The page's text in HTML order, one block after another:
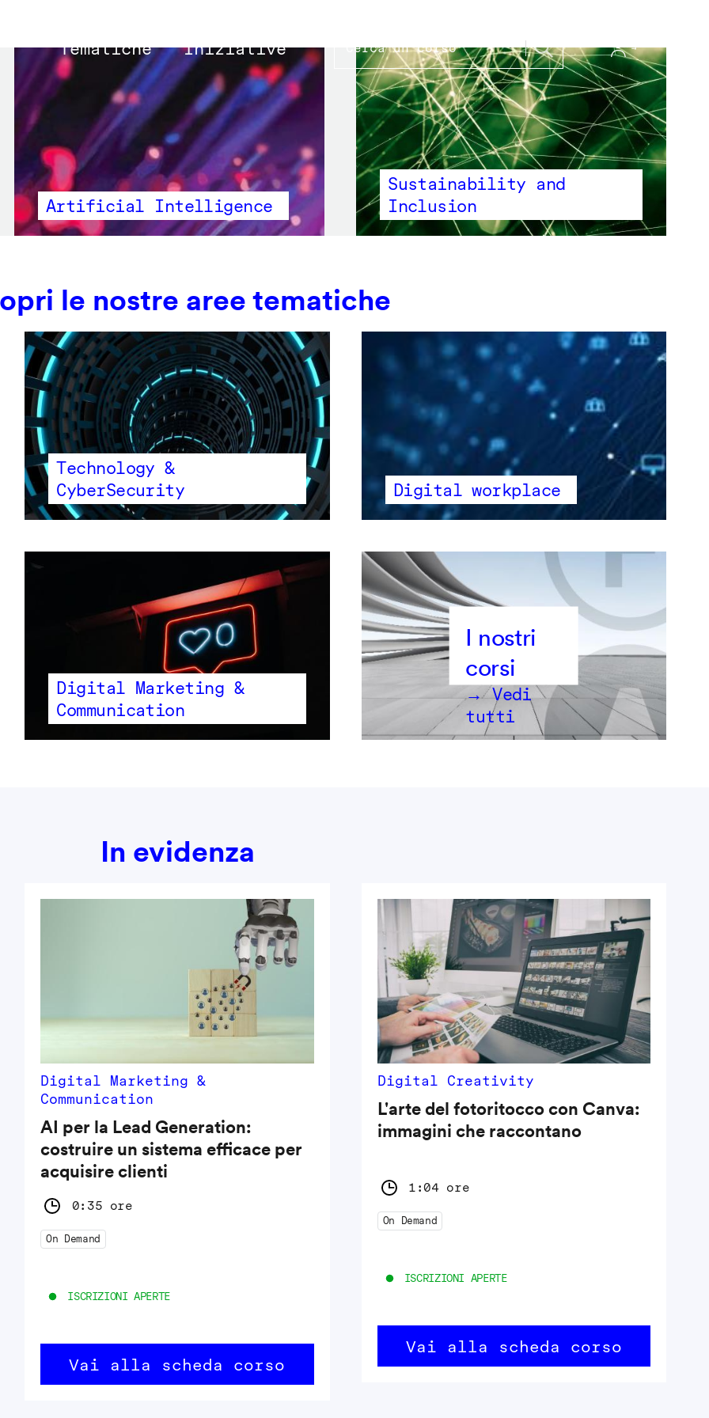
Main
navigation
Tematiche Iniziative
Artificial Intelligence
Sustainability and
Inclusion
le nostre aree tematiche
Technology &
CyberSecurity
Digital workplace
Digital Marketing &
Communication
→ Vedi
tutti
In evidenza
Digital Marketing &
Communication
AI per la Lead Generation:
costruire un sistema efficace per
acquisire clienti
0:35 ore
On Demand
ISCRIZIONI APERTE
Vai alla scheda corso
Digital Creativity
L'arte del fotoritocco con Canva:
immagini che raccontano
1:04 ore
On Demand
ISCRIZIONI APERTE
Vai alla scheda corso